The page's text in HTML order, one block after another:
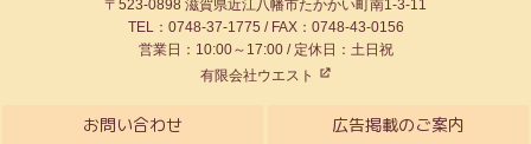
〒523-0898 滋賀県近江八幡市たかかい町南1-3-11
TEL：0748-37-1775 / FAX：0748-43-0156
営業日：10:00～17:00 / 定休日：土日祝
有限会社ウエスト
お問い合わせ 広告掲載のご案内